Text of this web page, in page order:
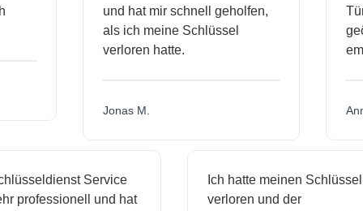
und hat mir schnell geholfen,
als ich meine Schlüssel
verloren hatte.
Jonas M.
Service
und hat
Ich hatte meinen Schlüssel
verloren und der